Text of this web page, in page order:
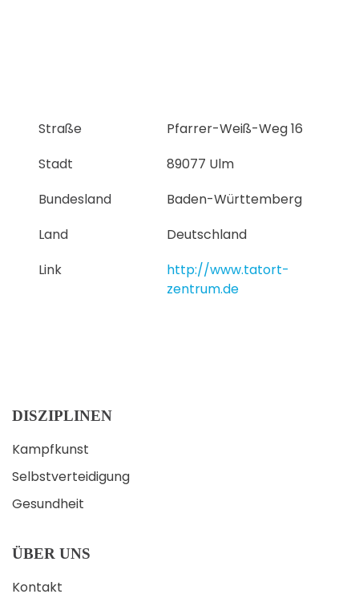
Straße
Pfarrer-Weiß-Weg 16
Stadt
89077 Ulm
Bundesland
Baden-Württemberg
Land
Deutschland
Link
http://www.tatort-
zentrum.de
DISZIPLINEN
Kampfkunst
Selbstverteidigung
Gesundheit
ÜBER UNS
Kontakt